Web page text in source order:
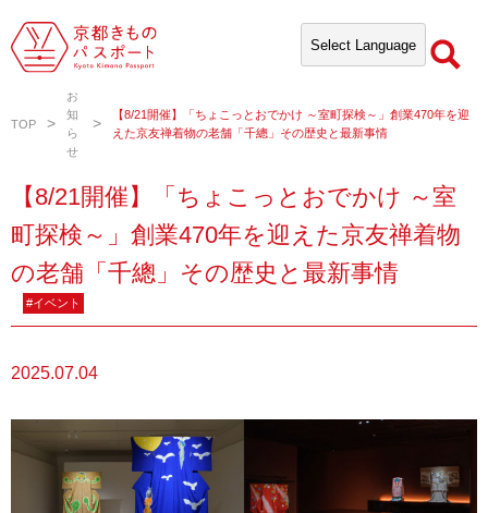
TOP
お
知
ら
せ
【8/21開催】「ちょこっとおでかけ ～室町探検～」創業470年を迎
えた京友禅着物の老舗「千總」その歴史と最新事情
【8/21開催】「ちょこっとおでかけ ～室
町探検～」創業470年を迎えた京友禅着物
の老舗「千總」その歴史と最新事情
#イベント
2025.07.04